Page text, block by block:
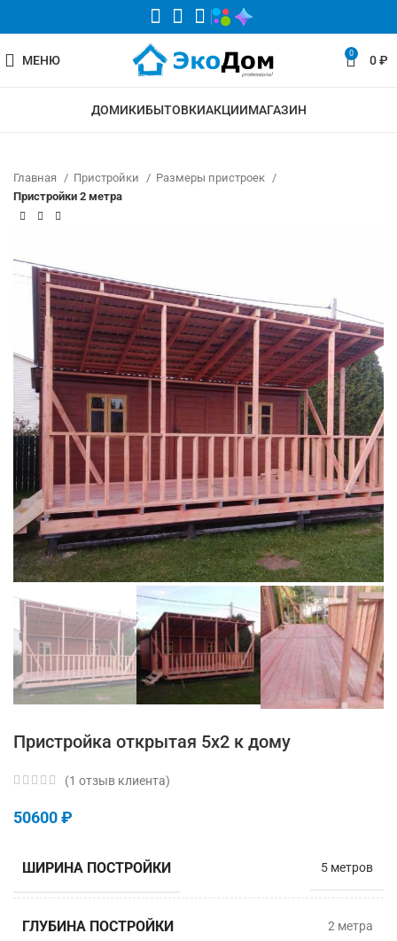
МЕНЮ 0 0₽
ДОМИКИБЫТОВКИАКЦИИМАГАЗИН
Главная Пристройки
Размеры пристроек
Пристройки 2 метра
Пристройка открытая 5х2 к дому
(1 отзыв клиента)
50600₽
ШИРИНА ПОСТРОЙКИ 5 метров
ГЛУБИНА ПОСТРОЙКИ 2 метрa